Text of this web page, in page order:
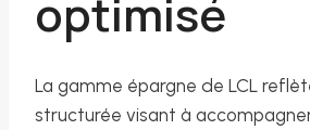
optimisé
La gamme épargne de LCL
structurée visant à